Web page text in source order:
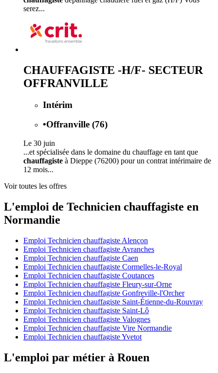
serez...
CHAUFFAGISTE -H/F- SECTEUR
OFFRANVILLE
Intérim
•Offranville (76)
Le 30 juin
...et spécialisée dans le domaine du chauffage en tant que
chauffagiste à Dieppe (76200) pour un contrat intérimaire de
12 mois...
Voir toutes les offres
L'emploi de Technicien chauffagiste en
Normandie
Emploi Technicien chauffagiste Alençon
Emploi Technicien chauffagiste Avranches
Emploi Technicien chauffagiste Caen
Emploi Technicien chauffagiste Cormelles-le-Royal
Emploi Technicien chauffagiste Coutances
Emploi Technicien chauffagiste Fleury-sur-Orne
Emploi Technicien chauffagiste Gonfreville-l'Orcher
Emploi Technicien chauffagiste Saint-Étienne-du-Rouvray
Emploi Technicien chauffagiste Saint-Lô
Emploi Technicien chauffagiste Valognes
Emploi Technicien chauffagiste Vire Normandie
Emploi Technicien chauffagiste Yvetot
L'emploi par métier à Rouen